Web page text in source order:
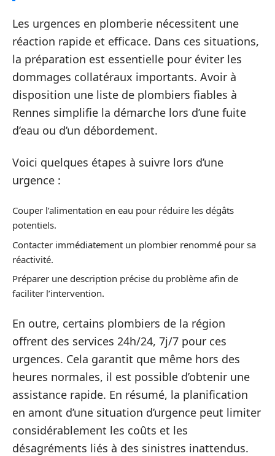
Les urgences en plomberie nécessitent une
réaction rapide et efficace. Dans ces situations,
la préparation est essentielle pour éviter les
dommages collatéraux importants. Avoir à
disposition une liste de plombiers fiables à
Rennes simplifie la démarche lors d’une fuite
d’eau ou d’un débordement.
Voici quelques étapes à suivre lors d’une
urgence :
Couper l’alimentation en eau pour réduire les dégâts
potentiels.
Contacter immédiatement un plombier renommé pour sa
réactivité.
Préparer une description précise du problème afin de
faciliter l’intervention.
En outre, certains plombiers de la région
offrent des services 24h/24, 7j/7 pour ces
urgences. Cela garantit que même hors des
heures normales, il est possible d’obtenir une
assistance rapide. En résumé, la planification
en amont d’une situation d’urgence peut limiter
considérablement les coûts et les
désagréments liés à des sinistres inattendus.